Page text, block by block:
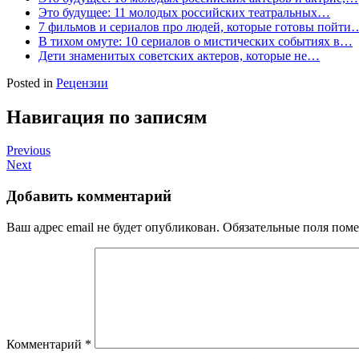
Это будущее: 11 молодых российских театральных…
7 фильмов и сериалов про людей, которые готовы
В тихом омуте: 10 сериалов о мистических событиях в…
Дети знаменитых советских актеров, которые не…
Posted in Рецензии
Навигация по записям
Previous
Next
Добавить комментарий
Ваш адрес email не будет опубликован. Обязательные поля
Комментарий *